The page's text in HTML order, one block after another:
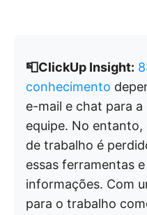
📮ClickUp Insight:
conhecimento
e-mail e chat para
equipe. No entanto,
de trabalho é
essas ferramentas
informações. Com
para o trabalho